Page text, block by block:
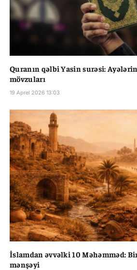
Quranın qəlbi Yasin surəsi: Ayələrin
mövzuları
19 Aprel 2026 13:03
İslamdan əvvəlki 10 Məhəmməd:
mənşəyi